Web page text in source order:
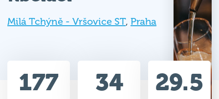
Milá Tchýně - Vršovice ST, Praha
177 34 29.5